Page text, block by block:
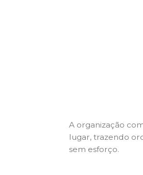
A organização
lugar, trazendo
sem esforço.